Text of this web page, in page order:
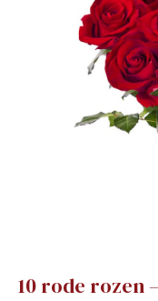
10 rode rozen